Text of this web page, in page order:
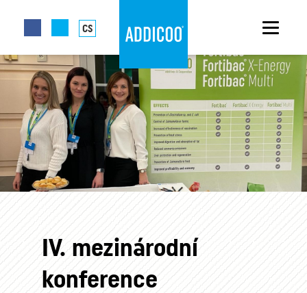
CS
IV. mezinárodní
konference